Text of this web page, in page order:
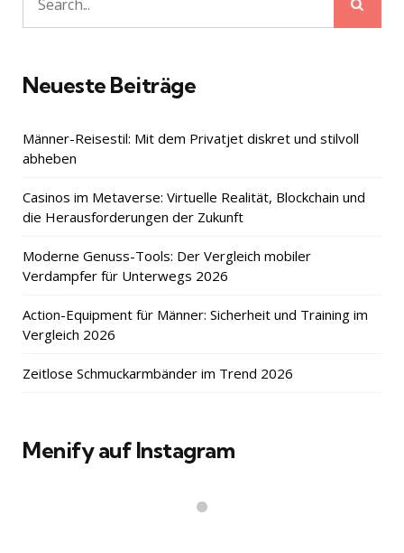
Search
for:
Neueste Beiträge
Männer-Reisestil: Mit dem Privatjet diskret und stilvoll
abheben
Casinos im Metaverse: Virtuelle Realität, Blockchain und
die Herausforderungen der Zukunft
Moderne Genuss-Tools: Der Vergleich mobiler
Verdampfer für Unterwegs 2026
Action-Equipment für Männer: Sicherheit und Training im
Vergleich 2026
Zeitlose Schmuckarmbänder im Trend 2026
Menify auf Instagram